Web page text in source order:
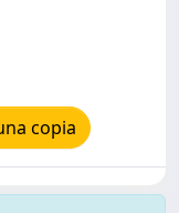
copia